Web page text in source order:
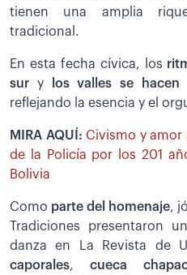
tienen una amplia
tradicional.
En esta fecha cívica, los
sur y los valles se
reflejando la esencia y el
MIRA AQUÍ: Civismo y
de la Policía por los 201
Bolivia
Como parte del homenaje,
Tradiciones presentaron
danza en La Revista de
caporales, cueca